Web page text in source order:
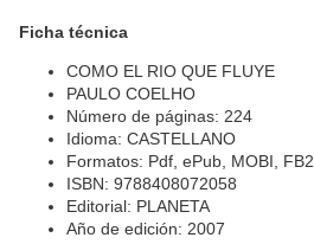
Ficha técnica
COMO EL RIO QUE FLUYE
PAULO COELHO
Número de páginas: 224
Idioma: CASTELLANO
Formatos: Pdf, ePub, MOBI, FB2
ISBN: 9788408072058
Editorial: PLANETA
Año de edición: 2007